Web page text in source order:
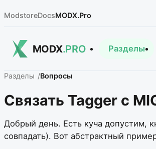
ModstoreDocsMODX.Pro
MODX.PRO Разделы
Разделы Вопросы
Связать Tagger с
Добрый день. Есть куча допустим,
совпадать). Вот абстрактный